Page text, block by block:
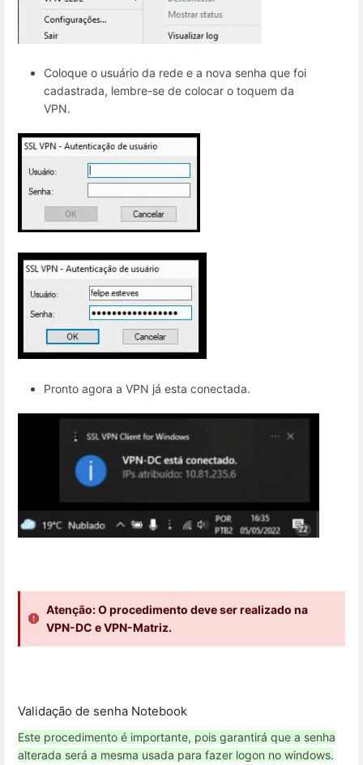
Coloque o usuário da rede e a nova senha que foi
cadastrada, lembre-se de colocar o toquem da
VPN.
Pronto agora a VPN já esta conectada.
Atenção: O procedimento deve ser realizado na
VPN-DC e VPN-Matriz.
Validação de senha Notebook
Este procedimento é importante, pois garantirá que a senha
alterada será a mesma usada para fazer logon no windows.